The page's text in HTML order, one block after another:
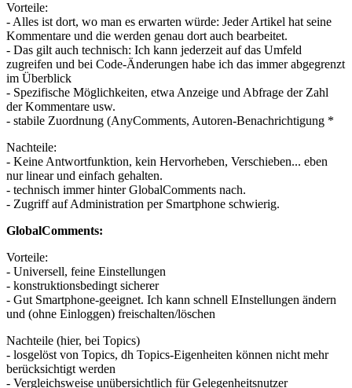
Vorteile:
- Alles ist dort, wo man es erwarten würde: Jeder Artikel hat seine
Kommentare und die werden genau dort auch bearbeitet.
- Das gilt auch technisch: Ich kann jederzeit auf das Umfeld
zugreifen und bei Code-Änderungen habe ich das immer abgegrenzt
im Überblick
- Spezifische Möglichkeiten, etwa Anzeige und Abfrage der Zahl
der Kommentare usw.
- stabile Zuordnung (AnyComments, Autoren-Benachrichtigung *
Nachteile:
- Keine Antwortfunktion, kein Hervorheben, Verschieben... eben
nur linear und einfach gehalten.
- technisch immer hinter GlobalComments nach.
- Zugriff auf Administration per Smartphone schwierig.
GlobalComments:
Vorteile:
- Universell, feine Einstellungen
- konstruktionsbedingt sicherer
- Gut Smartphone-geeignet. Ich kann schnell EInstellungen ändern
und (ohne Einloggen) freischalten/löschen
Nachteile (hier, bei Topics)
- losgelöst von Topics, dh Topics-Eigenheiten können nicht mehr
berücksichtigt werden
- Vergleichsweise unübersichtlich für Gelegenheitsnutzer